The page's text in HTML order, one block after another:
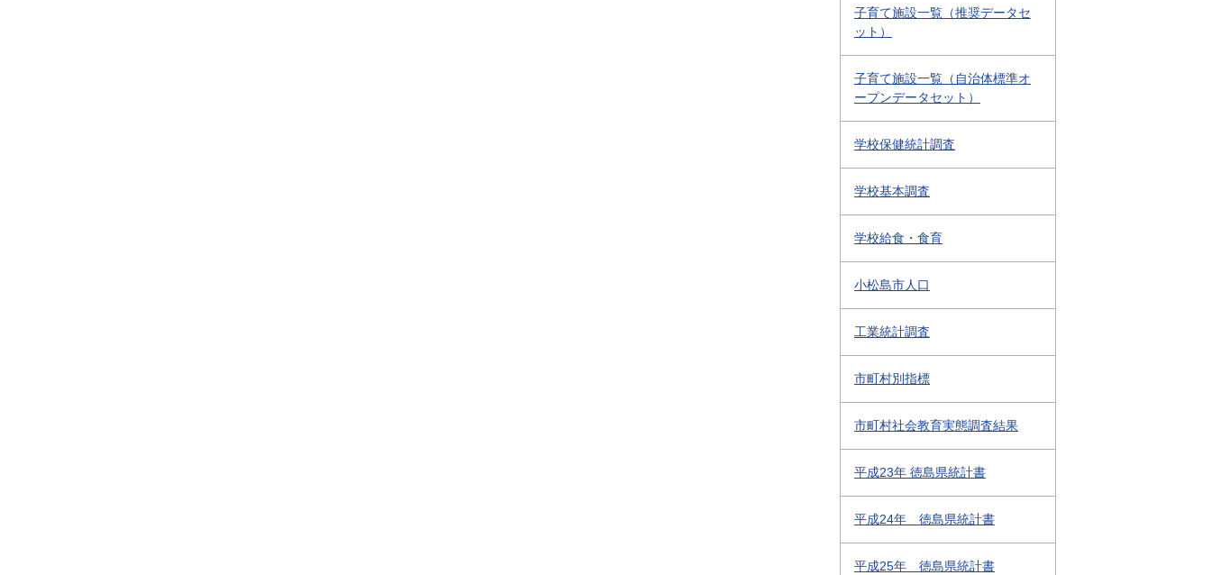
子育て施設一覧（推奨データセ
ット）
子育て施設一覧（自治体標準オ
ープンデータセット）
学校保健統計調査
学校基本調査
学校給食・食育
小松島市人口
工業統計調査
市町村別指標
市町村社会教育実態調査結果
平成23年 徳島県統計書
平成24年 徳島県統計書
平成25年 徳島県統計書